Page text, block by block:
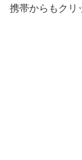
携帯からもクリ